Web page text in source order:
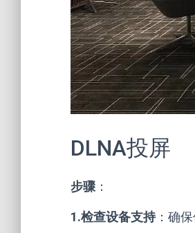
DLNA投屏
步骤：
1.检查设备支持：确